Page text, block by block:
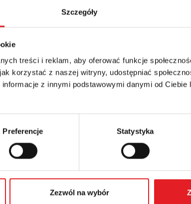
Szczegóły
treści i reklam, aby oferować funkcje
korzystać z naszej witryny, udostępniać
z innymi podstawowymi danymi od
Preferencje Statystyka
Zezwól na wybór
the offer
*